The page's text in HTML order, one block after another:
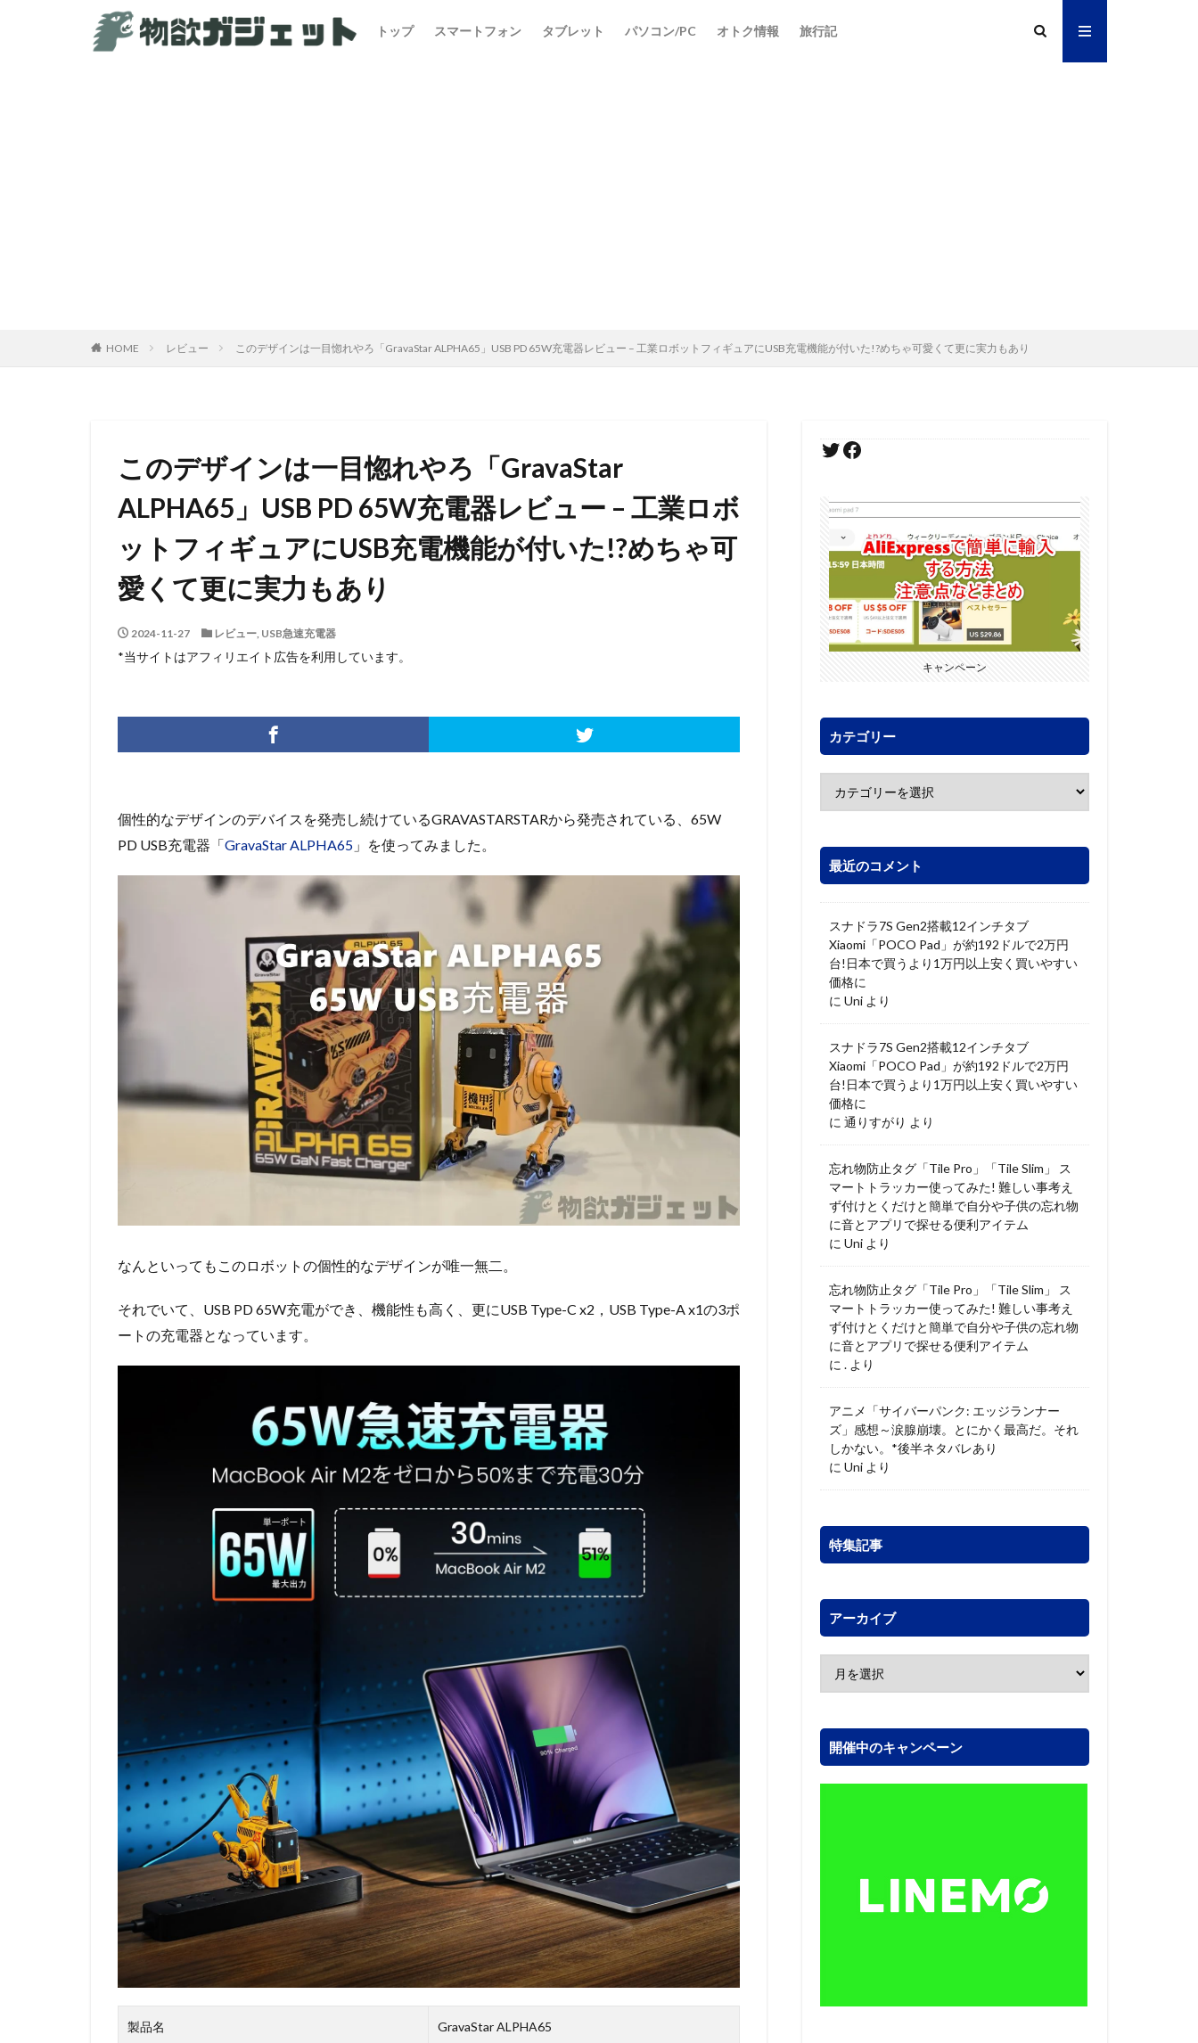
トップ スマートフォン タブレット パソコン/PC オトク情報 旅行記
HOME レビュー このデザインは一目惚れやろ「GravaStar ALPHA65」USB PD 65W充電器レビュー – 工業ロボットフィギュアにUSB充電機能が付いた!?めちゃ可愛くて更に実力もあり
このデザインは一目惚れやろ「GravaStar
ALPHA65」USB PD 65W充電器レビュー – 工業ロボ
ットフィギュアにUSB充電機能が付いた!?めちゃ可
愛くて更に実力もあり
2024-11-27 レビュー, USB急速充電器
*当サイトはアフィリエイト広告を利用しています。
個性的なデザインのデバイスを発売し続けているGRAVASTARSTARから発売されている、65W
PD USB充電器「GravaStar ALPHA65 」を使ってみました。
なんといってもこのロボットの個性的なデザインが唯一無二。
それでいて、USB PD 65W充電ができ、機能性も高く、更にUSB Type-C x2，USB Type-A x1の3ポ
ートの充電器となっています。
製品名 GravaStar ALPHA65
キャンペーン
カテゴリー
最近のコメント
スナドラ7S Gen2搭載12インチタブ
Xiaomi「POCO Pad」が約192ドルで2万円
台!日本で買うより1万円以上安く買いやすい
価格に
に Uni より
スナドラ7S Gen2搭載12インチタブ
Xiaomi「POCO Pad」が約192ドルで2万円
台!日本で買うより1万円以上安く買いやすい
価格に
に 通りすがり より
忘れ物防止タグ「Tile Pro」「Tile Slim」 ス
マートトラッカー使ってみた! 難しい事考え
ず付けとくだけと簡単で自分や子供の忘れ物
に音とアプリで探せる便利アイテム
に Uni より
忘れ物防止タグ「Tile Pro」「Tile Slim」 ス
マートトラッカー使ってみた! 難しい事考え
ず付けとくだけと簡単で自分や子供の忘れ物
に音とアプリで探せる便利アイテム
に . より
アニメ「サイバーパンク: エッジランナー
ズ」感想～涙腺崩壊。とにかく最高だ。それ
しかない。*後半ネタバレあり
に Uni より
特集記事
アーカイブ
開催中のキャンペーン